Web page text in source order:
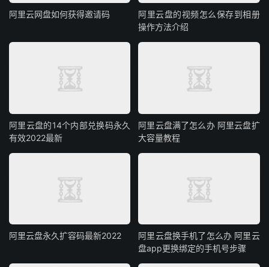
阿里云网盘如何获得邀请码
阿里云盘的视频怎么保存到相册
操作方法介绍
阿里云盘的14个内部兑换码永久
有效2022最新
阿里云盘满了怎么办 阿里云盘扩
大容量教程
阿里云盘永久扩容码最新2022
阿里云盘换手机了怎么办 阿里云
盘app更换绑定的手机号步骤